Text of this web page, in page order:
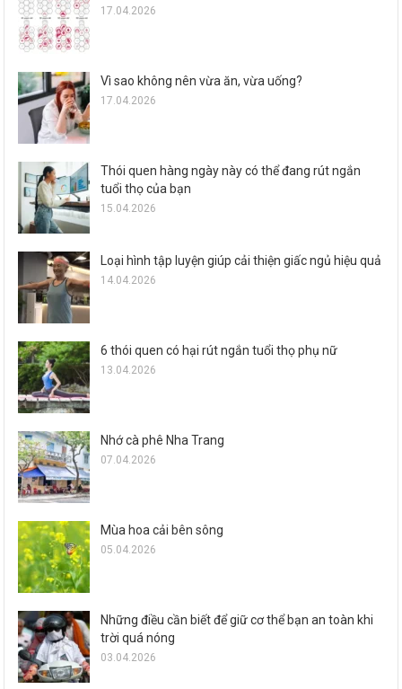
17.04.2026
Vì sao không nên vừa ăn, vừa uống?
17.04.2026
Thói quen hàng ngày này có thể đang rút ngắn
tuổi thọ của bạn
15.04.2026
Loại hình tập luyện giúp cải thiện giấc ngủ hiệu quả
14.04.2026
6 thói quen có hại rút ngắn tuổi thọ phụ nữ
13.04.2026
Nhớ cà phê Nha Trang
07.04.2026
Mùa hoa cải bên sông
05.04.2026
Những điều cần biết để giữ cơ thể bạn an toàn khi
trời quá nóng
03.04.2026